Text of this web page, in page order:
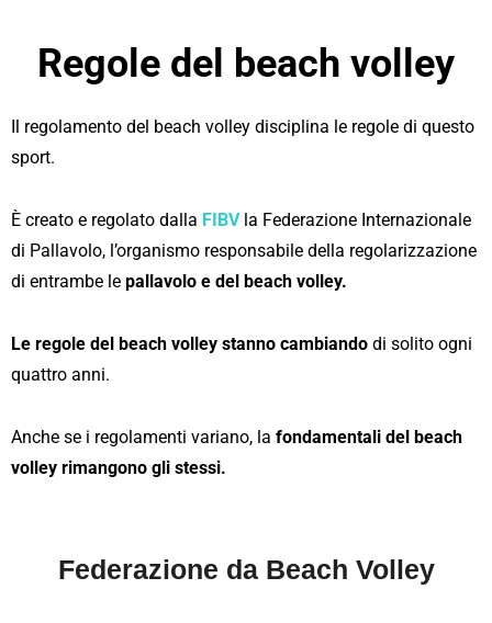
Regole del beach volley
Il regolamento del beach volley disciplina le regole di questo
sport.
È creato e regolato dalla FIBV la Federazione Internazionale
di Pallavolo, l’organismo responsabile della regolarizzazione
di entrambe le pallavolo e del beach volley.
Le regole del beach volley stanno cambiando di solito ogni
quattro anni.
Anche se i regolamenti variano, la fondamentali del beach
volley rimangono gli stessi.
Federazione da Beach Volley